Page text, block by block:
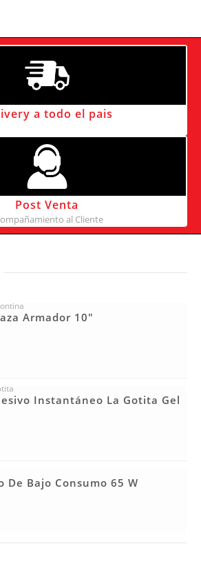
a todo el pais
Post Venta
al Cliente
Armador 10"
Instantáneo La Gotita Gel
De Bajo Consumo 65 W